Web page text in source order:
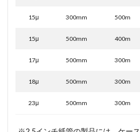
15μ 300mm 500m
15μ 500mm 400m
17μ 500mm 300m
18μ 500mm 300m
23μ 500mm 300m